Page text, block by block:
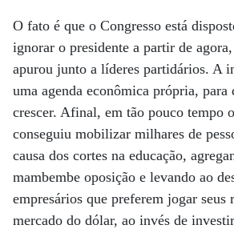
O fato é que o Congresso está
ignorar o presidente a partir de
apurou junto a líderes partidários. A
uma agenda econômica própria, para
crescer. Afinal, em tão pouco tempo
conseguiu mobilizar milhares de
causa dos cortes na educação,
mambembe oposição e levando ao
empresários que preferem jogar seus
mercado do dólar, ao invés de